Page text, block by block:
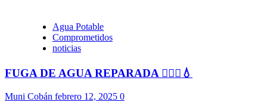
Agua Potable
Comprometidos
noticias
FUGA DE AGUA REPARADA 👷🏻‍♂️💧
Muni Cobán febrero 12, 2025 0